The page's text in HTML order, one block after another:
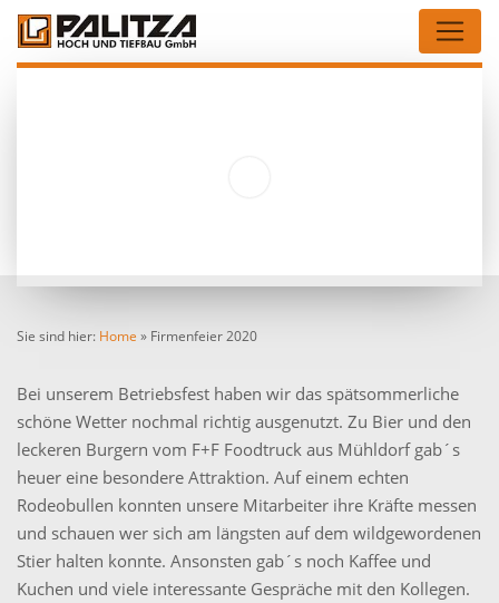
Sie sind hier: Home » Firmenfeier 2020
Bei unserem Betriebsfest haben wir das spätsommerliche
schöne Wetter nochmal richtig ausgenutzt. Zu Bier und den
leckeren Burgern vom F+F Foodtruck aus Mühldorf gab´s
heuer eine besondere Attraktion. Auf einem echten
Rodeobullen konnten unsere Mitarbeiter ihre Kräfte messen
und schauen wer sich am längsten auf dem wildgewordenen
Stier halten konnte. Ansonsten gab´s noch Kaffee und
Kuchen und viele interessante Gespräche mit den Kollegen.